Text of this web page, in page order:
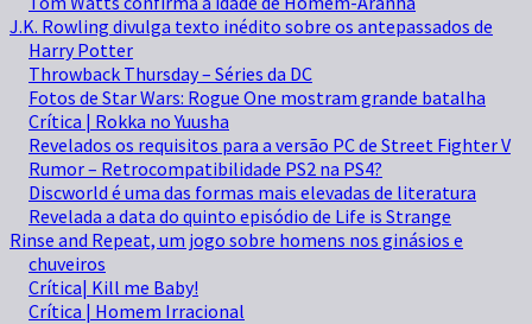
J.K. Rowling divulga texto inédito sobre os antepassados de
Harry Potter
Throwback Thursday – Séries da DC
Fotos de Star Wars: Rogue One mostram grande batalha
Crítica | Rokka no Yuusha
Revelados os requisitos para a versão PC de Street Fighter V
Rumor – Retrocompatibilidade PS2 na PS4?
Discworld é uma das formas mais elevadas de literatura
Revelada a data do quinto episódio de Life is Strange
Rinse and Repeat, um jogo sobre homens nos ginásios e
chuveiros
Crítica| Kill me Baby!
Crítica | Homem Irracional